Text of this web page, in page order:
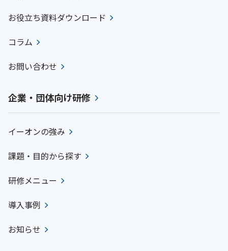
お役立ち資料ダウンロード
コラム
お問い合わせ
企業・団体向け研修
イーオンの強み
課題・目的から探す
研修メニュー
導入事例
お知らせ